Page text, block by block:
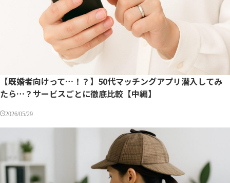
【既婚者向けって…！？】50代マッチングアプリ潜入してみ
たら…？サービスごとに徹底比較【中編】
2026/05/29